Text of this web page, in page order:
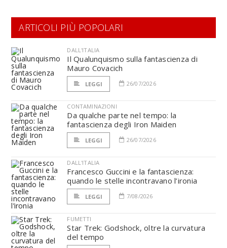
ARTICOLI PIÙ POPOLARI
DALL'ITALIA
Il Qualunquismo sulla fantascienza di
Mauro Covacich
LEGGI 26/07/2026
CONTAMINAZIONI
Da qualche parte nel tempo: la
fantascienza degli Iron Maiden
LEGGI 26/07/2026
DALL'ITALIA
Francesco Guccini e la fantascienza:
quando le stelle incontravano l’ironia
LEGGI 7/08/2026
FUMETTI
Star Trek: Godshock, oltre la curvatura
del tempo